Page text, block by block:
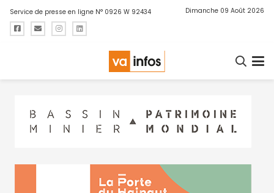
Service de presse en ligne N° 0926 W 92434 Dimanche 09 Août 2026